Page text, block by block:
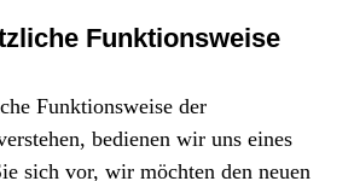
Funktionsweise
Funktionsweise der
bedienen wir uns eines
sich vor, wir möchten den neuen